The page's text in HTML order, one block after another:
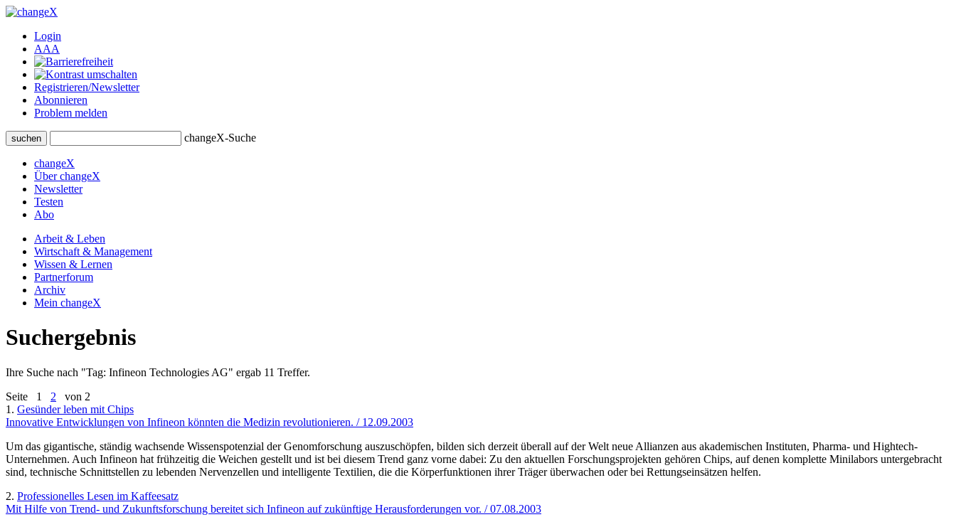
Login
AAA
Registrieren/Newsletter
Abonnieren
Problem melden
suchen changeX-Suche
changeX
Über changeX
Newsletter
Testen
Abo
Arbeit & Leben
Wirtschaft & Management
Wissen & Lernen
Partnerforum
Archiv
Mein changeX
Suchergebnis
Ihre Suche nach "Tag: Infineon Technologies AG" ergab 11 Treffer.
Seite 1 2 von 2
1. Gesünder leben mit Chips
Innovative Entwicklungen von Infineon könnten die Medizin revolutionieren. / 12.09.2003
Um das gigantische, ständig wachsende Wissenspotenzial der Genomforschung auszuschöpfen, bilden sich derzeit überall auf der Welt neue Allianzen aus akademischen Instituten, Pharma- und Hightech-
Unternehmen. Auch Infineon hat frühzeitig die Weichen gestellt und ist bei diesem Trend ganz vorne dabei: Zu den aktuellen Forschungsprojekten gehören Chips, auf denen komplette Minilabors untergebracht
sind, technische Schnittstellen zu lebenden Nervenzellen und intelligente Textilien, die die Körperfunktionen ihrer Träger überwachen oder bei Rettungseinsätzen helfen.
2. Professionelles Lesen im Kaffeesatz
Mit Hilfe von Trend- und Zukunftsforschung bereitet sich Infineon auf zukünftige Herausforderungen vor. / 07.08.2003